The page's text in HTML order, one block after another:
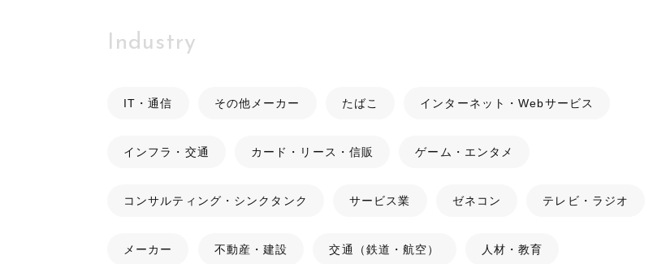
Industry
IT・通信 その他メーカー たばこ インターネット・Webサービス
インフラ・交通 カード・リース・信販 ゲーム・エンタメ
コンサルティング・シンクタンク サービス業 ゼネコン テレビ・ラジオ
メーカー 不動産・建設 交通（鉄道・航空） 人材・教育